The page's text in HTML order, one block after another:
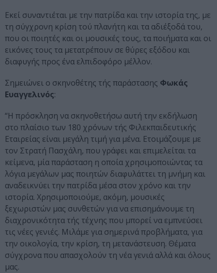
Εκεί συναντιέται με την πατρίδα και την ιστορία της, με
τη σύγχρονη κρίση τού πλανήτη και τα αδιέξοδά του,
που οι ποιητές και οι μουσικές τους, τα ποιήματα και οι
εικόνες τους τα μετατρέπουν σε θύρες εξόδου και
διαφυγής προς ένα ελπιδοφόρο μέλλον.
Σημειώνει ο σκηνοθέτης τής παράστασης Φωκάς
Ευαγγελινός:
“Η πρόσκληση να σκηνοθετήσω αυτή την εκδήλωση
στο πλαίσιο των 180 χρόνων τής Φιλεκπαιδευτικής
Εταιρείας είναι μεγάλη τιμή για μένα. Ετοιμάζουμε με
τον Στρατή Πασχάλη, που γράφει και επιμελείται τα
κείμενα, μία παράσταση η οποία χρησιμοποιώντας τα
λόγια μεγάλων μας ποιητών διαφυλάττει τη μνήμη και
αναδεικνύει την πατρίδα μέσα στον χρόνο και την
ιστορία. Χρησιμοποιούμε, ακόμη, μουσικές
ξεχωριστών μας συνθετών για να επισημάνουμε τη
διαχρονικότητα τής τέχνης που μπορεί να εμπνεύσει
τις νέες γενιές. Μιλάμε για σημερινά προβλήματα, για
την οικολογία, την κρίση, τη μετανάστευση. Θέματα
σύγχρονα που απασχολούν τη νέα γενιά αλλά και όλους
μας.